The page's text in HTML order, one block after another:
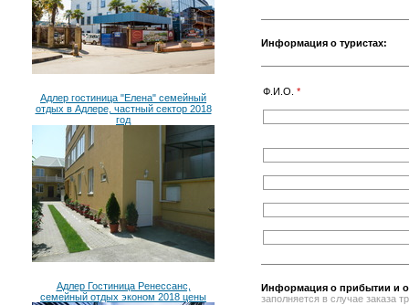
Адлер гостиница "Елена" семейный
отдых в Адлере, частный сектор 2018
год
Адлер Гостиница Ренессанс,
семейный отдых эконом 2018 цены
Информация о туристах:
Ф.И.О. *
Информация о прибытии и
заполняется в случае заказа